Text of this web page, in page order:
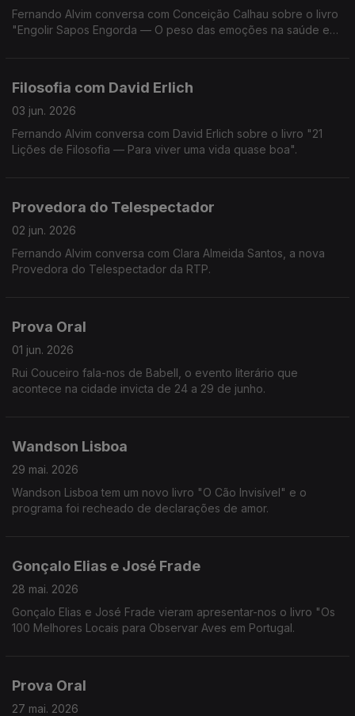
Fernando Alvim conversa com Conceição Calhau sobre o livro
"Engolir Sapos Engorda — O peso das emoções na saúde e
Filosofia com David Erlich
03 jun. 2026
Fernando Alvim conversa com David Erlich sobre o livro "21
Lições de Filosofia — Para viver uma vida quase boa".
Provedora do Telespectador
02 jun. 2026
Fernando Alvim conversa com Clara Almeida Santos, a nova
Provedora do Telespectador da RTP.
Prova Oral
01 jun. 2026
Rui Couceiro fala-nos de Babell, o evento literário que
acontece na cidade invicta de 24 a 29 de junho.
Wandson Lisboa
29 mai. 2026
Wandson Lisboa tem um novo livro "O Cão Invisível" e o
programa foi recheado de declarações de amor.
Gonçalo Elias e José Frade
28 mai. 2026
Gonçalo Elias e José Frade vieram apresentar-nos o livro "Os
100 Melhores Locais para Observar Aves em Portugal.
Prova Oral
27 mai. 2026